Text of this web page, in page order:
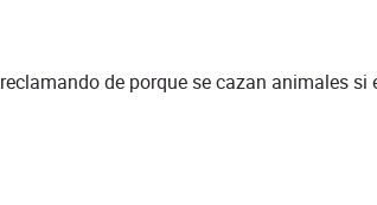
de porque se cazan animales